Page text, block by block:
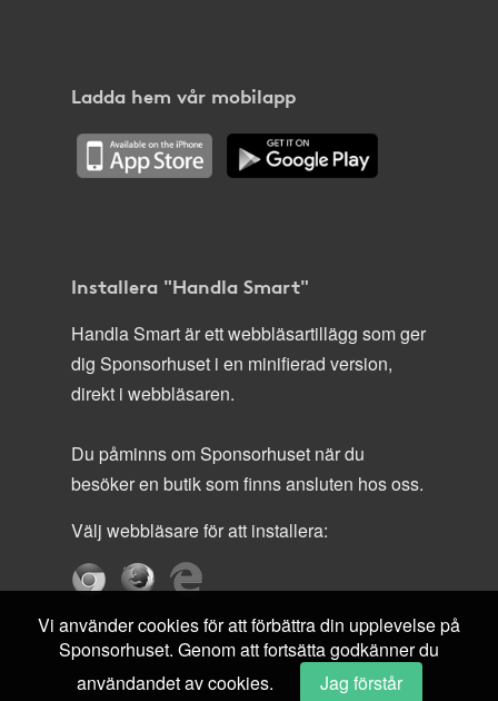
Ladda hem vår mobilapp
Installera "Handla Smart"
Handla Smart är ett webbläsartillägg som ger
dig Sponsorhuset i en minifierad version,
direkt i webbläsaren.
Du påminns om Sponsorhuset när du
besöker en butik som finns ansluten hos oss.
Välj webbläsare för att installera:
Vi använder cookies för att förbättra din upplevelse på
Sponsorhuset. Genom att fortsätta godkänner du
användandet av cookies.
Jag förstår